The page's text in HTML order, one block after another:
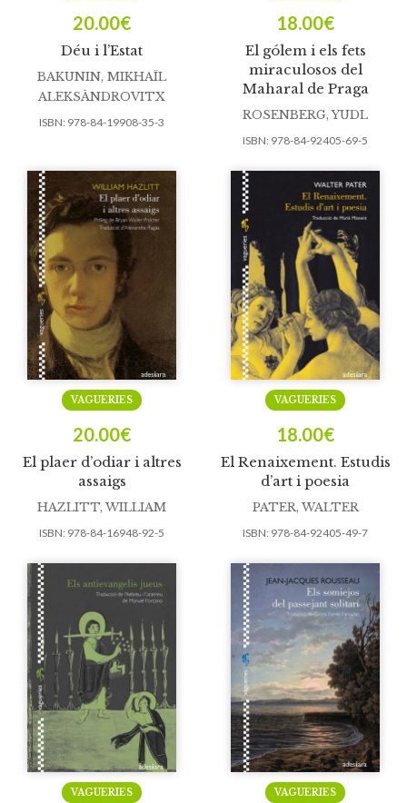
Déu i l’Estat
20.00€
BAKUNIN, MIKHAÏL
ALEKSÀNDROVITX
ISBN: 978-84-19908-35-3
El gólem i els fets
miraculosos del
Maharal de Praga
18.00€
ROSENBERG, YUDL
ISBN: 978-84-92405-69-5
El plaer d’odiar i altres
assaigs
VAGUERIES
20.00€
HAZLITT, WILLIAM
ISBN: 978-84-16948-92-5
El Renaixement. Estudis
d’art i poesia
VAGUERIES
18.00€
PATER, WALTER
ISBN: 978-84-92405-49-7
VAGUERIES VAGUERIES